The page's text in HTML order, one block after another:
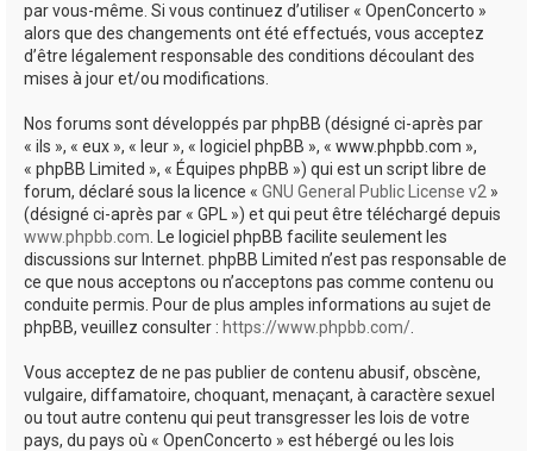
par vous-même. Si vous continuez d’utiliser « OpenConcerto »
alors que des changements ont été effectués, vous acceptez
d’être légalement responsable des conditions découlant des
mises à jour et/ou modifications.
Nos forums sont développés par phpBB (désigné ci-après par
« ils », « eux », « leur », « logiciel phpBB », « www.phpbb.com »,
« phpBB Limited », « Équipes phpBB ») qui est un script libre de
forum, déclaré sous la licence « GNU General Public License v2 »
(désigné ci-après par « GPL ») et qui peut être téléchargé depuis
www.phpbb.com. Le logiciel phpBB facilite seulement les
discussions sur Internet. phpBB Limited n’est pas responsable de
ce que nous acceptons ou n’acceptons pas comme contenu ou
conduite permis. Pour de plus amples informations au sujet de
phpBB, veuillez consulter : https://www.phpbb.com/.
Vous acceptez de ne pas publier de contenu abusif, obscène,
vulgaire, diffamatoire, choquant, menaçant, à caractère sexuel
ou tout autre contenu qui peut transgresser les lois de votre
pays, du pays où « OpenConcerto » est hébergé ou les lois